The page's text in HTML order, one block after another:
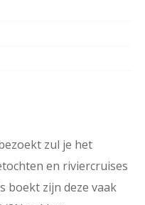
zul je het
en riviercruises
boekt zijn deze vaak